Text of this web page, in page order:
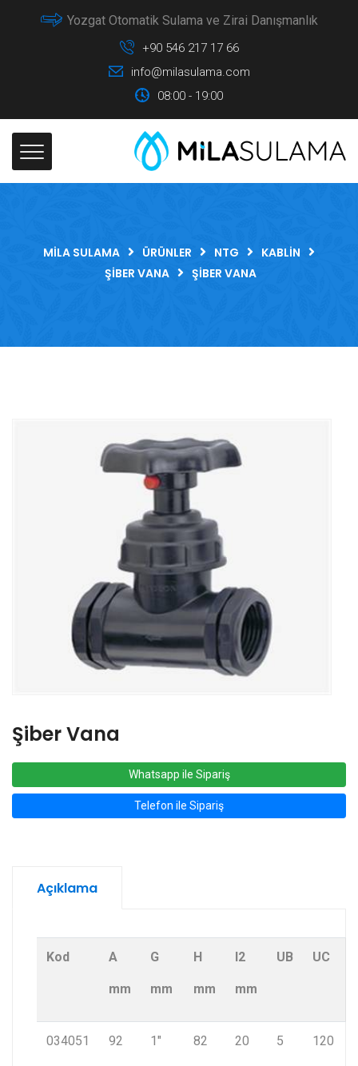
Yozgat Otomatik Sulama ve Zirai Danışmanlık
+90 546 217 17 66
info@milasulama.com
08:00 - 19:00
MILA SULAMA ÜRÜNLER NTG
KABLIN
ŞIBER VANA
ŞIBER VANA
Şiber Vana
Whatsapp ile Sipariş
Telefon ile Sipariş
Açıklama
Kod A
mm
G
mm
H
mm
I2
mm
UB UC
034051 92 1" 82 20 5 120